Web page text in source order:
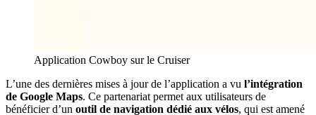
Application Cowboy sur le Cruiser
L’une des dernières mises à jour de l’application a vu l’intégration
de Google Maps. Ce partenariat permet aux utilisateurs de
bénéficier d’un outil de navigation dédié aux vélos, qui est amené